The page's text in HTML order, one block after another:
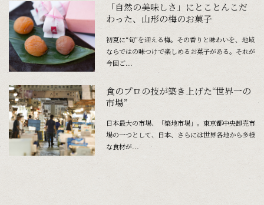
「自然の美味しさ」にとことんこだ
わった、山形の梅のお菓子
初夏に“旬”を迎える梅。その香りと味わいを、地域
ならではの味つけで楽しめるお菓子がある。それが
今回ご...
食のプロの技が築き上げた“世界一の
市場”
日本最大の市場、「築地市場」。東京都中央卸売市
場の一つとして、日本、さらには世界各地から多様
な食材が...